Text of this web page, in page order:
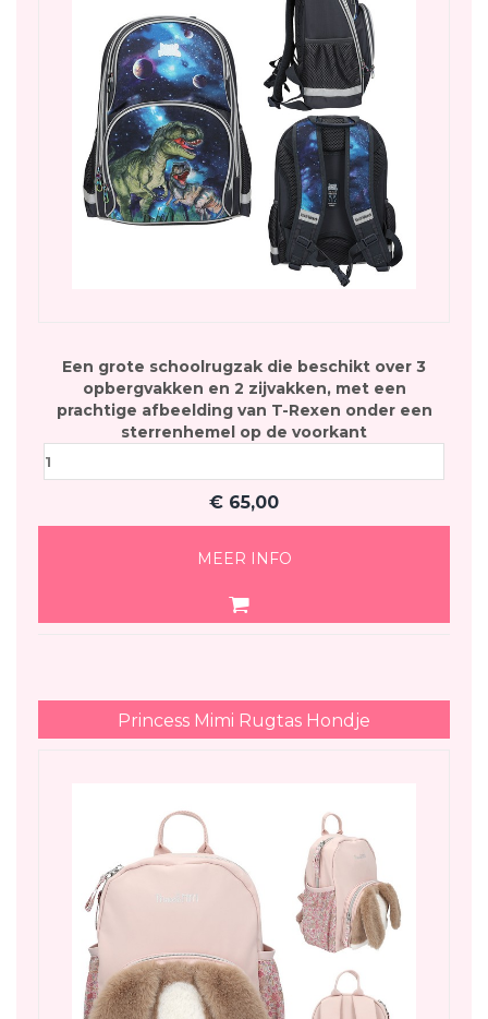
Een grote schoolrugzak die beschikt over 3
opbergvakken en 2 zijvakken, met een
prachtige afbeelding van T-Rexen onder een
sterrenhemel op de voorkant
€ 65,00
MEER INFO
Princess Mimi Rugtas Hondje